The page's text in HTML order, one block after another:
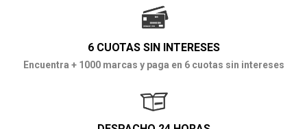
6 CUOTAS SIN INTERESES
Encuentra + 1000 marcas y paga en 6 cuotas sin intereses